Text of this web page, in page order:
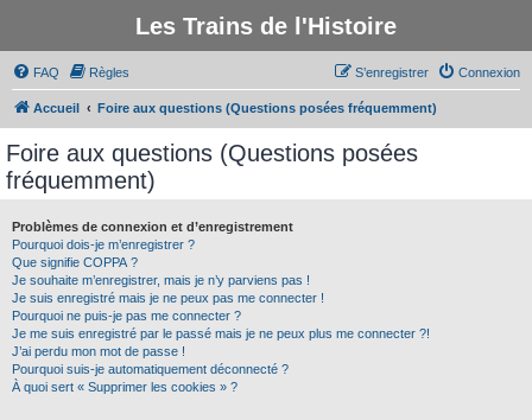
Les Trains de l'Histoire
FAQ Règles Connexion
S’enregistrer
Accueil Foire aux questions (Questions posées fréquemment)
Foire aux questions (Questions posées
fréquemment)
Problèmes de connexion et d’enregistrement
Pourquoi dois-je m’enregistrer ?
Que signifie COPPA ?
Je souhaite m’enregistrer, mais je n’y parviens pas !
Je suis enregistré mais je ne peux pas me connecter !
Pourquoi ne puis-je pas me connecter ?
Je me suis enregistré par le passé mais je ne peux plus me connecter ?!
J’ai perdu mon mot de passe !
Pourquoi suis-je automatiquement déconnecté ?
À quoi sert « Supprimer les cookies » ?